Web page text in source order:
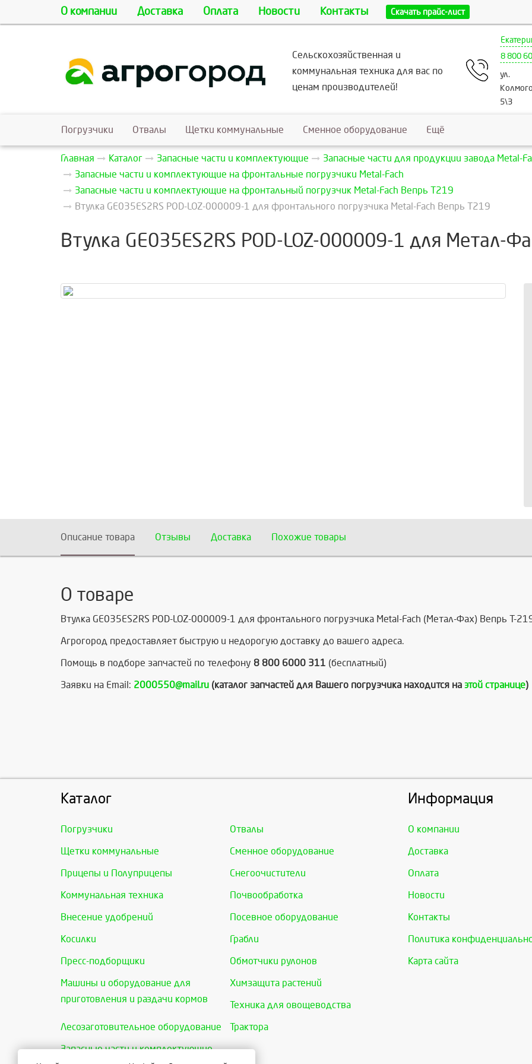
О компании Доставка Оплата Новости Контакты Скачать прайс-лист
Сельскохозяйственная и
коммунальная техника для вас по
ценам производителей!
8 800
ул.
5\3
Погрузчики Отвалы Щетки коммунальные Сменное оборудование Ещё
Главная Каталог Запасные части и комплектующие
Запасные части для продукции завода Metal-
Запасные части и комплектующие на фронтальные погрузчики Metal-Fach
Запасные части и комплектующие на фронтальный погрузчик Metal-Fach Вепрь T219
Втулка GE035ES2RS POD-LOZ-000009-1 для фронтального погрузчика Metal-Fach Вепрь Т219
Втулка GE035ES2RS POD-LOZ-000009-1 для Метал-
Описание товара Отзывы Доставка Похожие товары
О товаре
Втулка GE035ES2RS POD-LOZ-000009-1 для фронтального погрузчика Metal-Fach (Метал-Фах) Вепрь Т-
Агрогород предоставляет быструю и недорогую доставку до вашего адреса.
Помощь в подборе запчастей по телефону 8 800 6000 311 (бесплатный)
Заявки на Email: 2000550@mail.ru (каталог запчастей для Вашего погрузчика находится на этой странице)
Каталог
Погрузчики Отвалы
Щетки коммунальные Сменное оборудование
Прицепы и Полуприцепы Снегоочистители
Коммунальная техника Почвообработка
Внесение удобрений Посевное оборудование
Косилки Грабли
Пресс-подборщики Обмотчики рулонов
Машины и оборудование для
приготовления и раздачи кормов
Химзащита растений
Техника для овощеводства
Лесозаготовительное оборудование Трактора
Запасные части и комплектующие
Информация
О компании
Доставка
Оплата
Новости
Контакты
Политика
Карта сайта